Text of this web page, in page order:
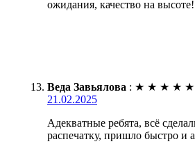
ожидания, качество на высоте!
Веда Завьялова : ★ ★ ★ ★ ★
21.02.2025
Адекватные ребята, всё
распечатку, пришло быстро и